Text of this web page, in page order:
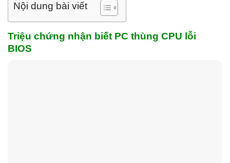
Nội dung bài viết
Triệu chứng nhận biết PC thùng CPU lỗi
BIOS